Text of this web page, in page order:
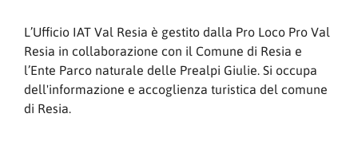
L’Ufficio IAT Val Resia è gestito dalla Pro Loco Pro Val
Resia in collaborazione con il Comune di Resia e
l’Ente Parco naturale delle Prealpi Giulie. Si occupa
dell'informazione e accoglienza turistica del comune
di Resia.